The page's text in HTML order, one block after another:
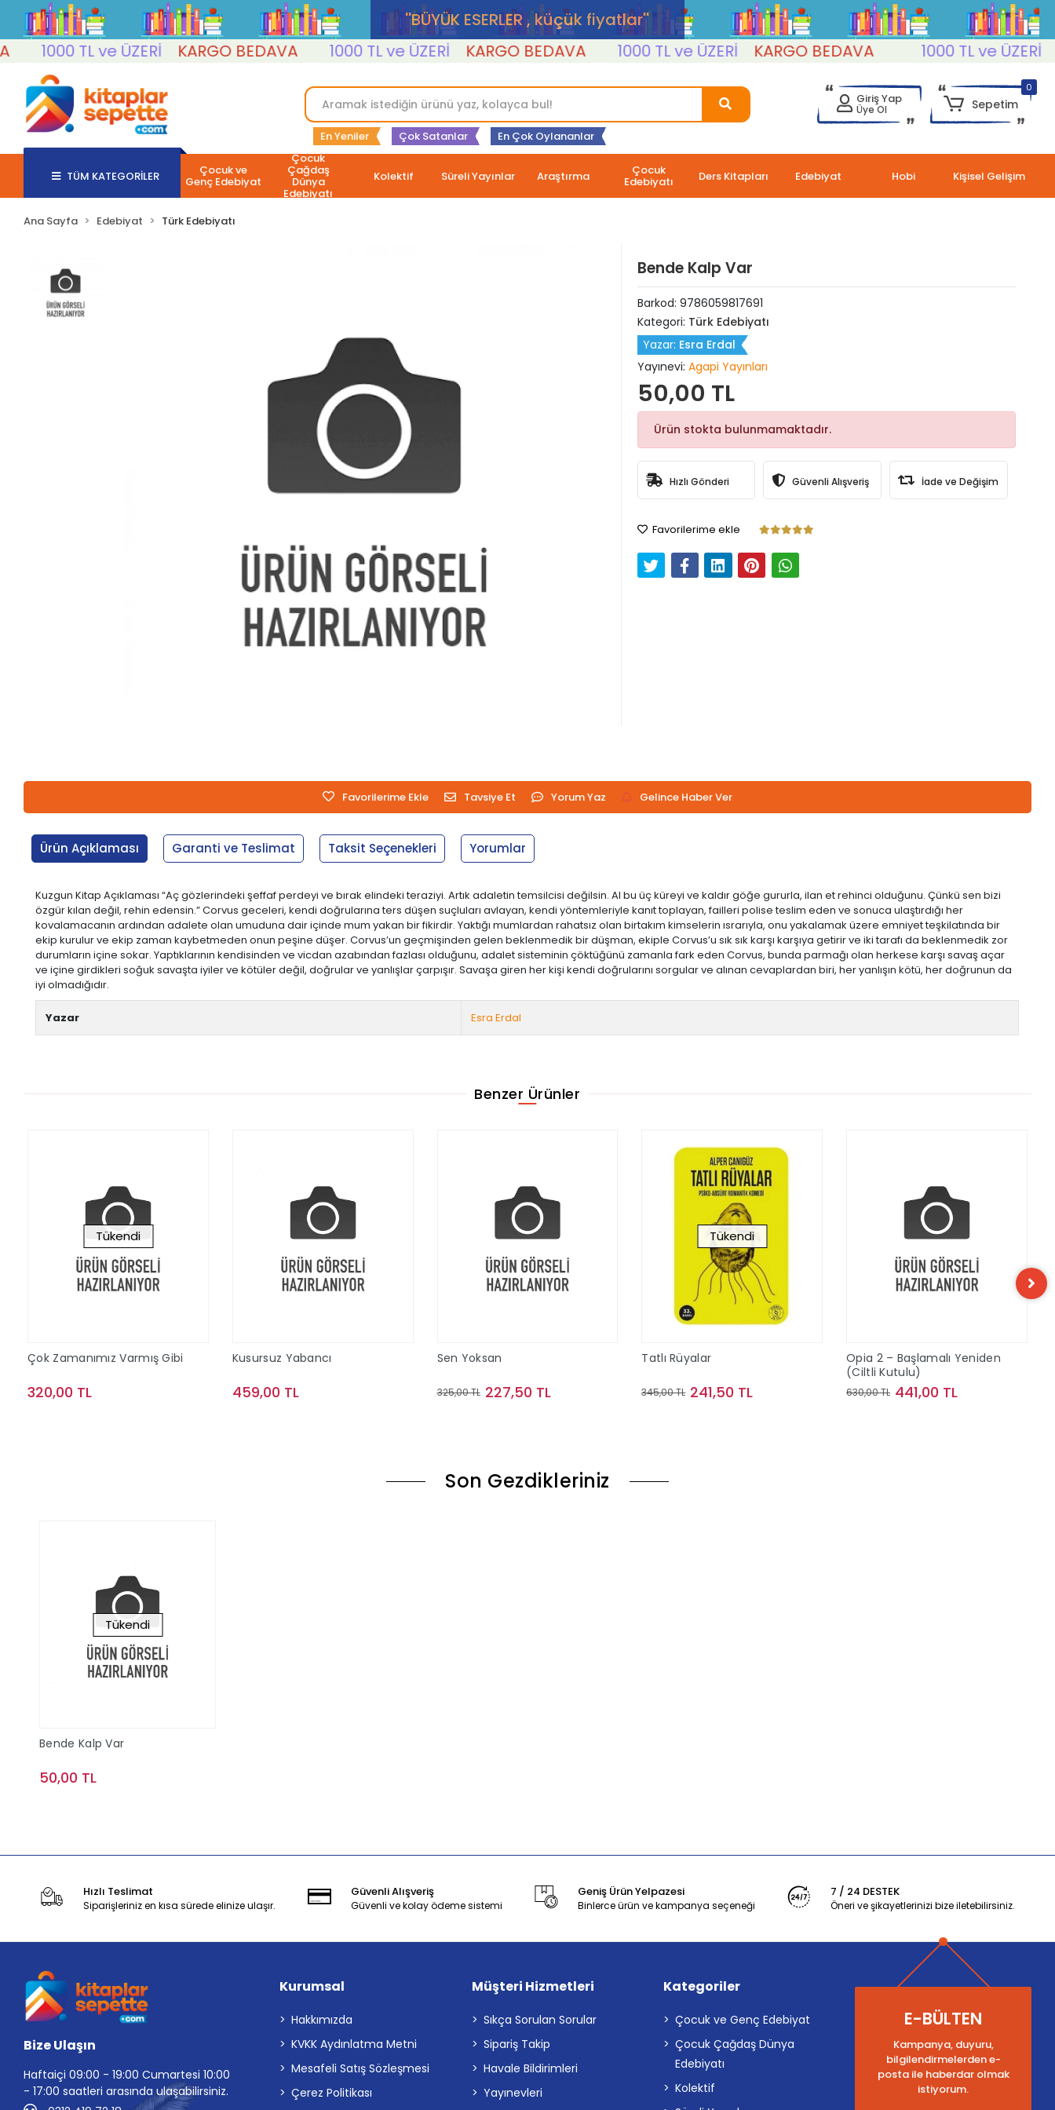
''BÜYÜK ESERLER , küçük fiyatlar''
1000 TL ve ÜZERİ
KARGO BEDAVA 1000 TL ve ÜZERİ KARGO BEDAVA 1000 TL ve ÜZERİ KARGO BEDAVA 1000 TL ve ÜZERİ
En Yeniler Çok Satanlar En Çok Oylananlar
Giriş Yap
Üye Ol
0
Sepetim
TÜM KATEGORİLER Çocuk ve
Genç Edebiyat
Çocuk
Çağdaş
Dünya
Edebiyatı
Kolektif Süreli Yayınlar Araştırma Çocuk
Edebiyatı Ders Kitapları Edebiyat Hobi Kişisel Gelişim
Ana Sayfa Edebiyat Türk Edebiyatı
Bende Kalp Var
Barkod: 9786059817691
Kategori: Türk Edebiyatı
Yazar: Esra Erdal
Yayınevi: Agapi Yayınları
50,00 TL
Ürün stokta bulunmamaktadır.
Hızlı Gönderi Güvenli Alışveriş İade ve Değişim
Favorilerime ekle
Favorilerime Ekle Tavsiye Et Yorum Yaz Gelince Haber Ver
Ürün Açıklaması Garanti ve Teslimat Taksit Seçenekleri Yorumlar
Kuzgun Kitap Açıklaması “Aç gözlerindeki şeffaf perdeyi ve bırak elindeki teraziyi. Artık adaletin temsilcisi değilsin. Al bu üç küreyi ve kaldır göğe gururla, ilan et rehinci olduğunu. Çünkü sen bizi
özgür kılan değil, rehin edensin.” Corvus geceleri, kendi doğrularına ters düşen suçluları avlayan, kendi yöntemleriyle kanıt toplayan, failleri polise teslim eden ve sonuca ulaştırdığı her
kovalamacanın ardından adalete olan umuduna dair içinde mum yakan bir fikirdir. Yaktığı mumlardan rahatsız olan birtakım kimselerin ısrarıyla, onu yakalamak üzere emniyet teşkilatında bir
ekip kurulur ve ekip zaman kaybetmeden onun peşine düşer. Corvus’un geçmişinden gelen beklenmedik bir düşman, ekiple Corvus’u sık sık karşı karşıya getirir ve iki tarafı da beklenmedik zor
durumların içine sokar. Yaptıklarının kendisinden ve vicdan azabından fazlası olduğunu, adalet sisteminin çöktüğünü zamanla fark eden Corvus, bunda parmağı olan herkese karşı savaş açar
ve içine girdikleri soğuk savaşta iyiler ve kötüler değil, doğrular ve yanlışlar çarpışır. Savaşa giren her kişi kendi doğrularını sorgular ve alınan cevaplardan biri, her yanlışın kötü, her doğrunun da
iyi olmadığıdır.
Yazar Esra Erdal
Benzer Ürünler
Tükendi
Çok Zamanımız Varmış Gibi
320,00 TL
Kusursuz Yabancı
459,00 TL
Sen Yoksan
325,00 TL 227,50 TL
Tükendi
Tatlı Rüyalar
345,00 TL 241,50 TL
Opia 2 – Başlamalı Yeniden
(Ciltli Kutulu)
630,00 TL 441,00 TL
Son Gezdikleriniz
Tükendi
Bende Kalp Var
50,00 TL
Hızlı Teslimat
Siparişleriniz en kısa sürede elinize ulaşır.
Güvenli Alışveriş
Güvenli ve kolay ödeme sistemi
Geniş Ürün Yelpazesi
Binlerce ürün ve kampanya seçeneği
7 / 24 DESTEK
Öneri ve şikayetlerinizi bize iletebilirsiniz.
Bize Ulaşın
Haftaiçi 09:00 - 19:00 Cumartesi 10:00
- 17:00 saatleri arasında ulaşabilirsiniz.
Kurumsal
Hakkımızda
KVKK Aydınlatma Metni
Mesafeli Satış Sözleşmesi
Çerez Politikası
Müşteri Hizmetleri
Sıkça Sorulan Sorular
Sipariş Takip
Havale Bildirimleri
Yayınevleri
Kategoriler
Çocuk ve Genç Edebiyat
Çocuk Çağdaş Dünya
Edebiyatı
Kolektif
E-BÜLTEN
Kampanya, duyuru,
bilgilendirmelerden e-
posta ile haberdar olmak
istiyorum.